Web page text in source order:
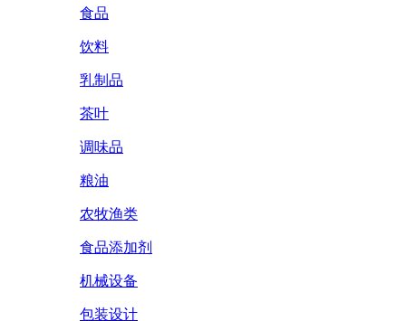
食品
饮料
乳制品
茶叶
调味品
粮油
农牧渔类
食品添加剂
机械设备
包装设计